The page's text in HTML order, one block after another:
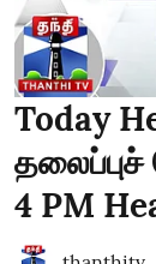
Today
4 PM